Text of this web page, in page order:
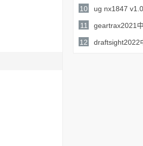
10
ug nx1847
11
geartrax2021
12
draftsight2022